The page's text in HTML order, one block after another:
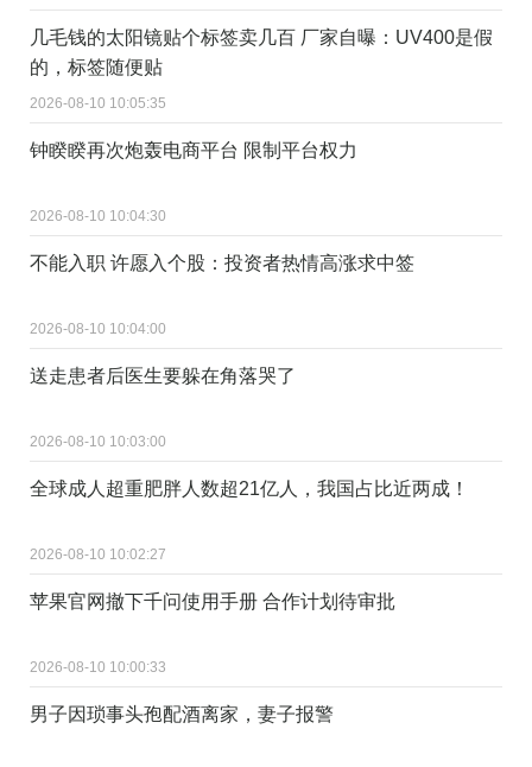
几毛钱的太阳镜贴个标签卖几百 厂家自曝：UV400是假
的，标签随便贴
2026-08-10 10:05:35
钟睽睽再次炮轰电商平台 限制平台权力
2026-08-10 10:04:30
不能入职 许愿入个股：投资者热情高涨求中签
2026-08-10 10:04:00
送走患者后医生要躲在角落哭了
2026-08-10 10:03:00
全球成人超重肥胖人数超21亿人，我国占比近两成！
2026-08-10 10:02:27
苹果官网撤下千问使用手册 合作计划待审批
2026-08-10 10:00:33
男子因琐事头孢配酒离家，妻子报警